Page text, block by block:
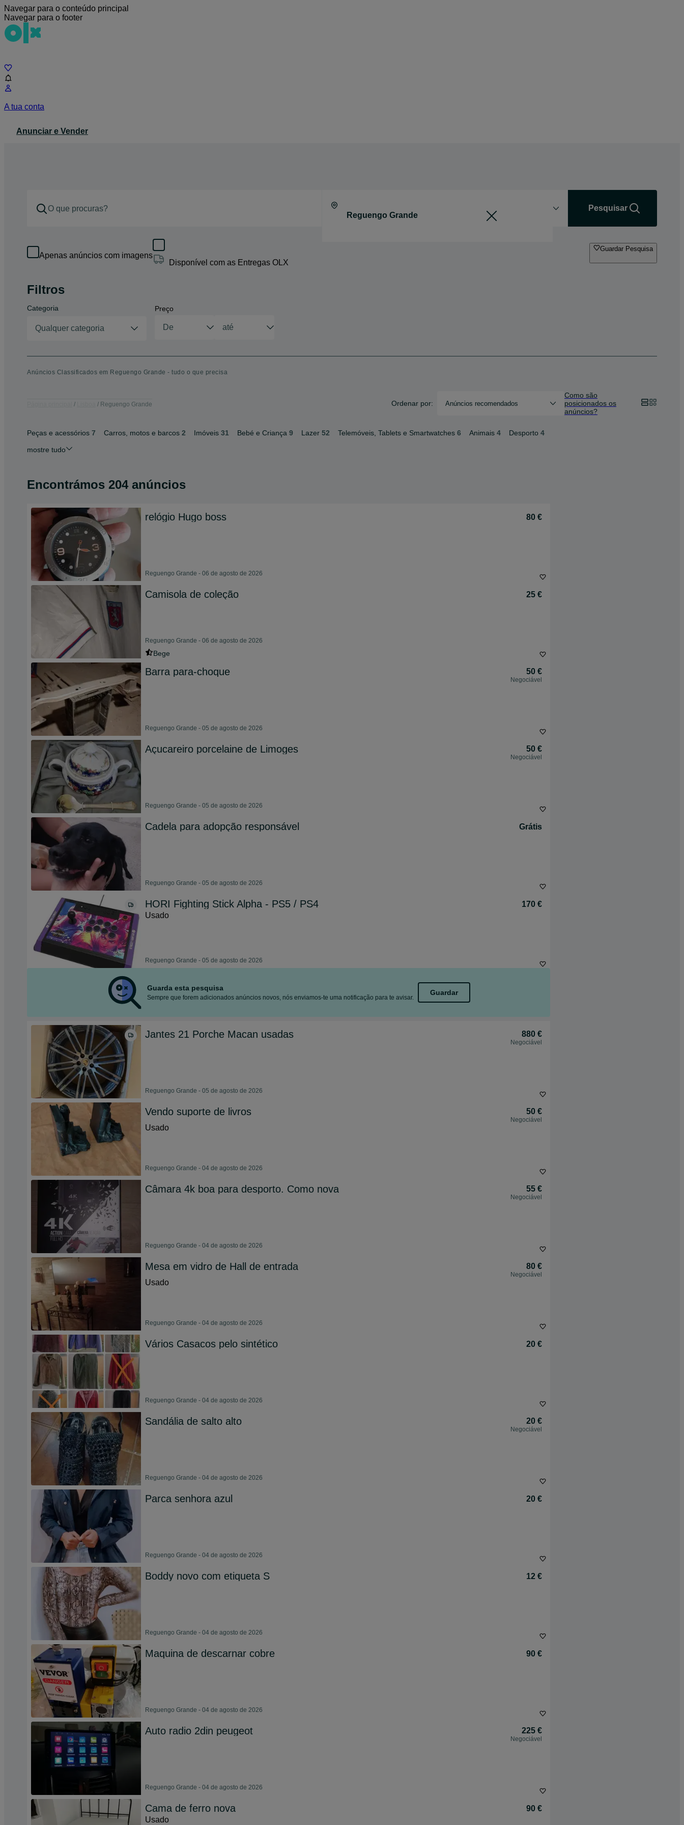
Navegar para o conteúdo principal
Navegar para o footer
A tua conta
Anunciar e Vender
Pesquisar
Apenas anúncios com imagens
Disponível com as Entregas OLX
Guardar Pesquisa
Filtros
Categoria
Qualquer categoria
Preço
Anúncios Classificados em Reguengo Grande - tudo o que precisa
Reguengo Grande Ordenar por: Anúncios recomendados
Como são
posicionados os
anúncios?
Peças e acessórios 7 Carros, motos e barcos 2 Imóveis 31 Bebé e Criança 9 Lazer 52 Telemóveis, Tablets e Smartwatches 6 Animais 4 Desporto 4
mostre tudo
Encontrámos 204 anúncios
relógio Hugo boss 80 €
Reguengo Grande - 06 de agosto de 2026
Camisola de coleção 25 €
Reguengo Grande - 06 de agosto de 2026
Bege
Barra para-choque 50 €
Negociável
Reguengo Grande - 05 de agosto de 2026
Açucareiro porcelaine de Limoges 50 €
Negociável
Reguengo Grande - 05 de agosto de 2026
Cadela para adopção responsável Grátis
Reguengo Grande - 05 de agosto de 2026
HORI Fighting Stick Alpha - PS5 / PS4
170 €
Usado
Reguengo Grande - 05 de agosto de 2026
Guarda esta pesquisa
Sempre que forem adicionados anúncios novos, nós enviamos-te uma notificação para te avisar.
Guardar
Jantes 21 Porche Macan usadas 880 €
Negociável
Reguengo Grande - 05 de agosto de 2026
Vendo suporte de livros 50 €
Negociável
Usado
Reguengo Grande - 04 de agosto de 2026
Câmara 4k boa para desporto. Como nova 55 €
Negociável
Reguengo Grande - 04 de agosto de 2026
Mesa em vidro de Hall de entrada 80 €
Negociável
Usado
Reguengo Grande - 04 de agosto de 2026
Vários Casacos pelo sintético 20 €
Reguengo Grande - 04 de agosto de 2026
Sandália de salto alto 20 €
Negociável
Reguengo Grande - 04 de agosto de 2026
Parca senhora azul 20 €
Reguengo Grande - 04 de agosto de 2026
Boddy novo com etiqueta S 12 €
Reguengo Grande - 04 de agosto de 2026
Maquina de descarnar cobre 90 €
Reguengo Grande - 04 de agosto de 2026
Auto radio 2din peugeot 225 €
Negociável
Reguengo Grande - 04 de agosto de 2026
Cama de ferro nova
90 €
Usado